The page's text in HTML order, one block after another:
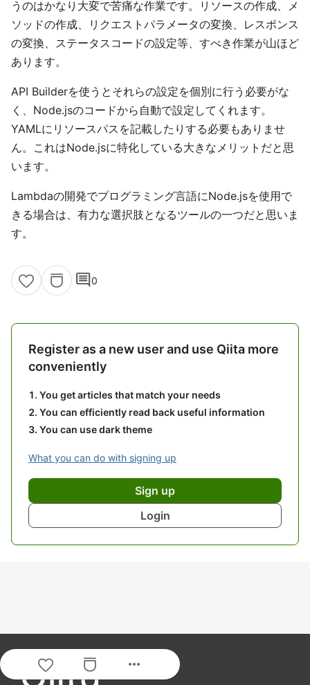
うのはかなり大変で苦痛な作業です。リソースの作成、メ
ソッドの作成、リクエストパラメータの変換、レスポンス
の変換、ステータスコードの設定等、すべき作業が山ほど
あります。
API Builderを使うとそれらの設定を個別に行う必要がな
く、Node.jsのコードから自動で設定してくれます。
YAMLにリソースパスを記載したりする必要もありませ
ん。これはNode.jsに特化している大きなメリットだと思
います。
Lambdaの開発でプログラミング言語にNode.jsを使用で
きる場合は、有力な選択肢となるツールの一つだと思いま
す。
comment0
Register as a new user and use Qiita more
conveniently
You get articles that match your needs
You can efficiently read back useful information
You can use dark theme
What you can do with signing up
Sign up
Login
more_horiz